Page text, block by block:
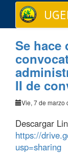
Se
II de
Vie, 7 de marzo
Descargar
https://
usp=sharing